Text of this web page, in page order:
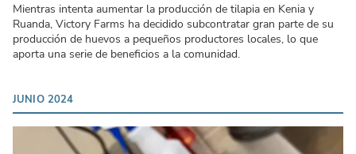
Mientras intenta aumentar la producción de tilapia en Kenia y
Ruanda, Victory Farms ha decidido subcontratar gran parte de su
producción de huevos a pequeños productores locales, lo que
aporta una serie de beneficios a la comunidad.
JUNIO 2024